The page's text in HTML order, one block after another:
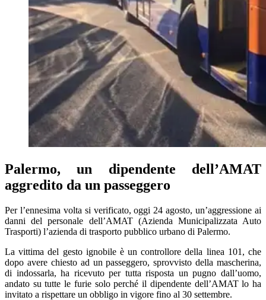
Palermo, un dipendente dell’AMAT
aggredito da un passeggero
Per l’ennesima volta si verificato, oggi 24 agosto, un’aggressione ai
danni del personale dell’AMAT (Azienda Municipalizzata Auto
Trasporti) l’azienda di trasporto pubblico urbano di Palermo.
La vittima del gesto ignobile è un controllore della linea 101, che
dopo avere chiesto ad un passeggero, sprovvisto della mascherina,
di indossarla, ha ricevuto per tutta risposta un pugno dall’uomo,
andato su tutte le furie solo perché il dipendente dell’AMAT lo ha
invitato a rispettare un obbligo in vigore fino al 30 settembre.